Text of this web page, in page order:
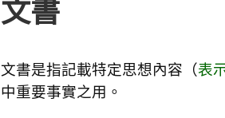
文書
文書是指記載特定思想內容（表
中重要事實之用。